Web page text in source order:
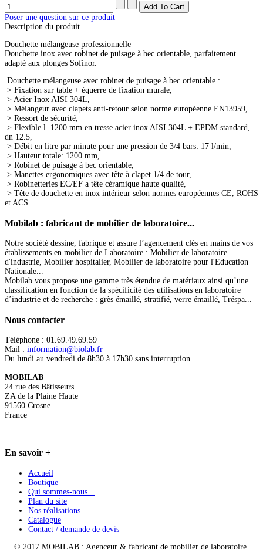
Poser une question sur ce produit
Description du produit
Douchette mélangeuse professionnelle
Douchette inox avec robinet de puisage à bec orientable, parfaitement
adapté aux plonges Sofinor.
Douchette mélangeuse avec robinet de puisage à bec orientable :
> Fixation sur table + équerre de fixation murale,
> Acier Inox AISI 304L,
> Mélangeur avec clapets anti-retour selon norme européenne EN13959,
> Ressort de sécurité,
> Flexible l. 1200 mm en tresse acier inox AISI 304L + EPDM standard,
dn 12.5,
> Débit en litre par minute pour une pression de 3/4 bars: 17 l/min,
> Hauteur totale: 1200 mm,
> Robinet de puisage à bec orientable,
> Manettes ergonomiques avec tête à clapet 1/4 de tour,
> Robinetteries EC/EF a tête céramique haute qualité,
> Tête de douchette en inox intérieur selon normes européennes CE, ROHS
et ACS.
Mobilab : fabricant de mobilier de laboratoire...
Notre société dessine, fabrique et assure l’agencement clés en mains de vos
établissements en mobilier de Laboratoire : Mobilier de laboratoire
d'industrie, Mobilier hospitalier, Mobilier de laboratoire pour l'Education
Nationale...
Mobilab vous propose une gamme très étendue de matériaux ainsi qu’une
classification en fonction de la spécificité des utilisations en laboratoire
d’industrie et de recherche : grès émaillé, stratifié, verre émaillé, Tréspa...
Nous contacter
Téléphone : 01.69.49.69.59
Mail : information@biolab.fr
Du lundi au vendredi de 8h30 à 17h30 sans interruption.
MOBILAB
24 rue des Bâtisseurs
ZA de la Plaine Haute
91560 Crosne
France
En savoir +
Accueil
Boutique
Qui sommes-nous...
Plan du site
Nos réalisations
Catalogue
Contact / demande de devis
© 2017 MOBILAB : Agenceur & fabricant de mobilier de laboratoire.